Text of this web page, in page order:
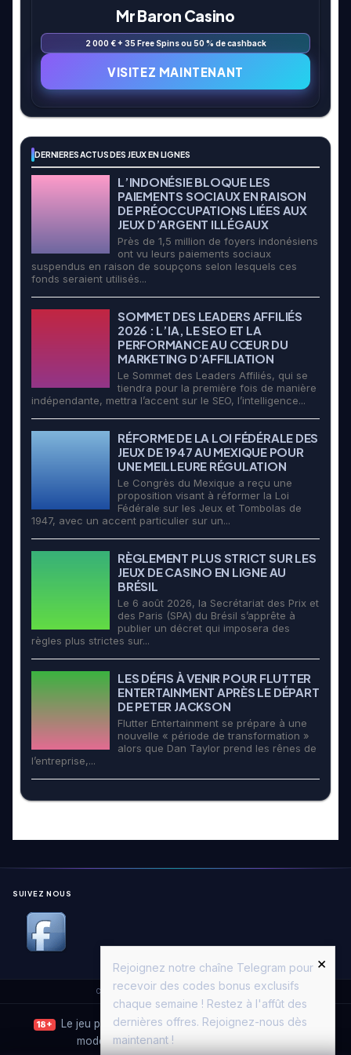
Mr Baron Casino
2 000 € + 35 Free Spins ou 50 % de cashback
VISITEZ MAINTENANT
DERNIERES ACTUS DES JEUX EN LIGNES
L’INDONÉSIE BLOQUE LES
PAIEMENTS SOCIAUX EN RAISON
DE PRÉOCCUPATIONS LIÉES AUX
JEUX D’ARGENT ILLÉGAUX
Près de 1,5 million de foyers indonésiens
ont vu leurs paiements sociaux
suspendus en raison de soupçons selon lesquels ces
fonds seraient utilisés...
SOMMET DES LEADERS AFFILIÉS
2026 : L’IA, LE SEO ET LA
PERFORMANCE AU CŒUR DU
MARKETING D’AFFILIATION
Le Sommet des Leaders Affiliés, qui se
tiendra pour la première fois de manière
indépendante, mettra l’accent sur le SEO, l’intelligence...
RÉFORME DE LA LOI FÉDÉRALE DES
JEUX DE 1947 AU MEXIQUE POUR
UNE MEILLEURE RÉGULATION
Le Congrès du Mexique a reçu une
proposition visant à réformer la Loi
Fédérale sur les Jeux et Tombolas de
1947, avec un accent particulier sur un...
RÈGLEMENT PLUS STRICT SUR LES
JEUX DE CASINO EN LIGNE AU
BRÉSIL
Le 6 août 2026, la Secrétariat des Prix et
des Paris (SPA) du Brésil s’apprête à
publier un décret qui imposera des
règles plus strictes sur...
LES DÉFIS À VENIR POUR FLUTTER
ENTERTAINMENT APRÈS LE DÉPART
DE PETER JACKSON
Flutter Entertainment se prépare à une
nouvelle « période de transformation »
alors que Dan Taylor prend les rênes de
l’entreprise,...
SUIVEZ NOUS
Copyright © 2026. All Rights Reserved. Casino Moon
Rejoignez notre chaîne Telegram pour
recevoir des codes bonus exclusifs
chaque semaine ! Restez à l'affût des
dernières offres. Rejoignez-nous dès
maintenant !
×
18+
Le jeu peut entraîner une dépendance. Jouez avec
modération.Joueurs Info Service